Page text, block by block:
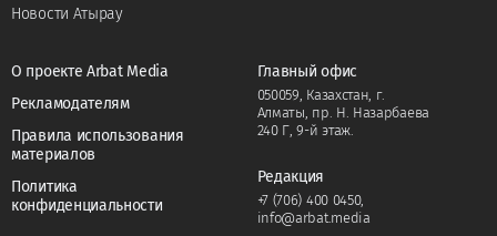
Новости Атырау
О проекте Arbat Media
Рекламодателям
Правила использования
материалов
Политика
конфиденциальности
Главный офис
050059, Казахстан, г.
Алматы, пр. Н. Назарбаева
240 Г, 9-й этаж.
Редакция
+7 (706) 400 0450,
info@arbat.media